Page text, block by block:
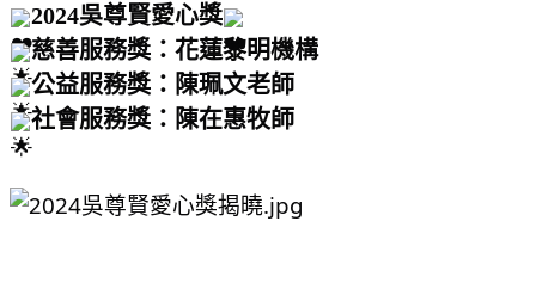
2024吳尊賢愛心獎
慈善服務獎：花蓮黎明機構
公益服務獎：陳珮文老師
社會服務獎：陳在惠牧師